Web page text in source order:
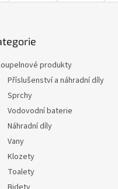
produkty
Příslušenství a náhradní díly
Sprchy
Vodovodní baterie
Náhradní díly
Vany
Klozety
Toalety